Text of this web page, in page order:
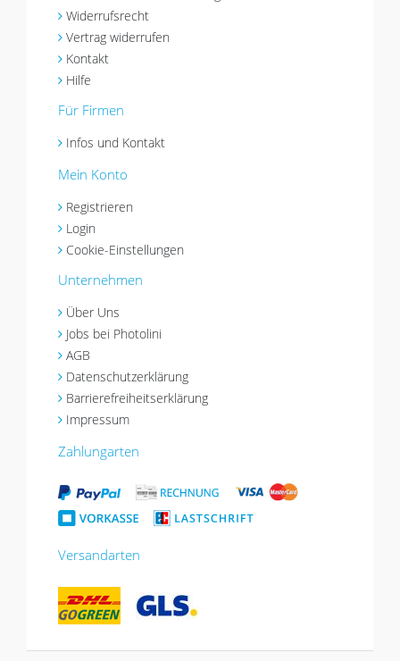
Widerrufsrecht
Vertrag widerrufen
Kontakt
Hilfe
Für Firmen
Infos und Kontakt
Mein Konto
Registrieren
Login
Cookie-Einstellungen
Unternehmen
Über Uns
Jobs bei Photolini
AGB
Datenschutzerklärung
Barrierefreiheitserklärung
Impressum
Zahlungarten
Versandarten